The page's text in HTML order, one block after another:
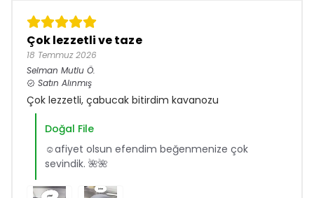
Çok lezzetli ve taze
18 Temmuz 2026
Selman Mutlu Ö.
Satın Alınmış
Çok lezzetli, çabucak bitirdim kavanozu
Doğal File
☺️afiyet olsun efendim beğenmenize çok
sevindik. 🌺🌺